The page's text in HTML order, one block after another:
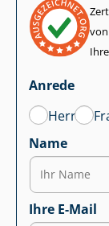
von
Anrede
Herr
Name
Ihre E-Mail